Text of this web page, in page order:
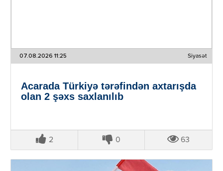
07.08.2026 11:25 Siyasət
Acarada Türkiyə tərəfindən axtarışda
olan 2 şəxs saxlanılıb
2 0 63